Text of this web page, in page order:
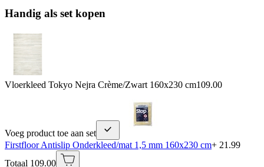
Handig als set kopen
Vloerkleed Tokyo Nejra Crème/Zwart 160x230 cm109.00
Voeg product toe aan set
Firstfloor Antislip Onderkleed/mat 1,5 mm 160x230 cm+ 21.99
Totaal 109.00